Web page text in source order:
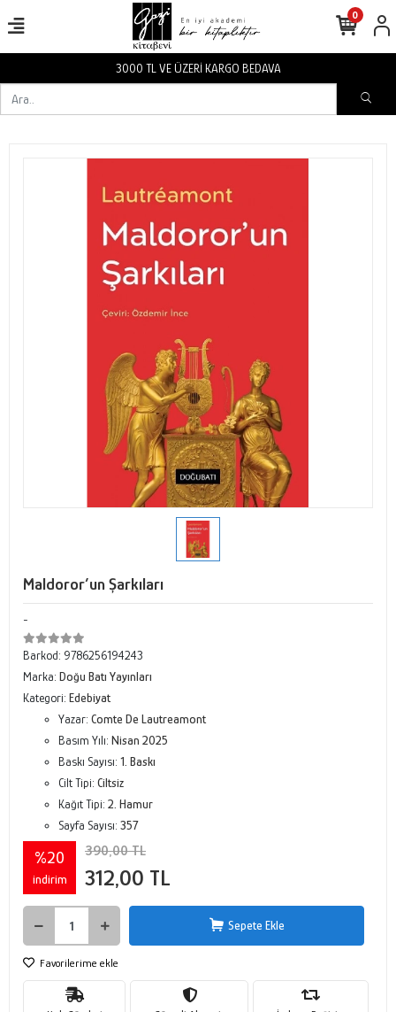
0
Maldoror’un Şarkıları
-
Barkod: 9786256194243
Marka: Doğu Batı Yayınları
Kategori: Edebiyat
Yazar: Comte De Lautreamont
Basım Yılı: Nisan 2025
Baskı Sayısı: 1. Baskı
Cilt Tipi: Ciltsiz
Kağıt Tipi: 2. Hamur
Sayfa Sayısı: 357
%20
indirim
390,00 TL
312,00 TL
Sepete Ekle
Favorilerime ekle